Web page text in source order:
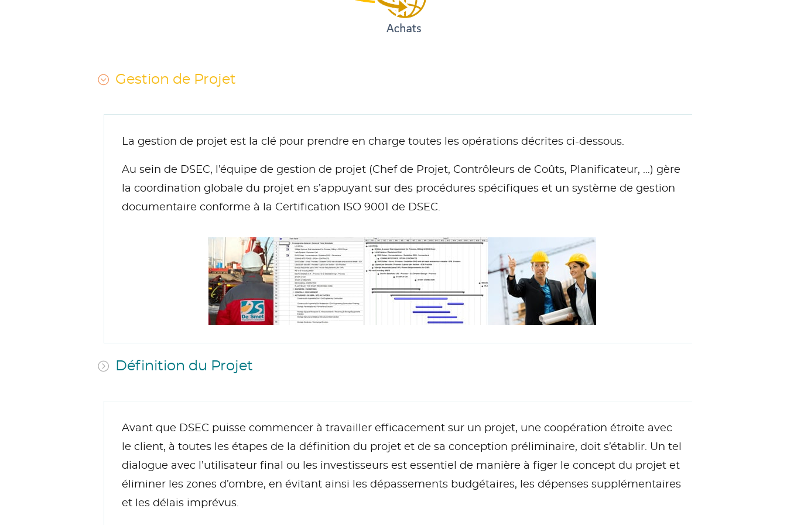
Gestion de Projet
La gestion de projet est la clé pour prendre en charge toutes les opérations décrites ci-dessous.
Au sein de DSEC, l’équipe de gestion de projet (Chef de Projet, Contrôleurs de Coûts, Planificateur, …) gère
la coordination globale du projet en s’appuyant sur des procédures spécifiques et un système de gestion
documentaire conforme à la Certification ISO 9001 de DSEC.
Définition du Projet
Avant que DSEC puisse commencer à travailler efficacement sur un projet, une coopération étroite avec
le client, à toutes les étapes de la définition du projet et de sa conception préliminaire, doit s’établir. Un tel
dialogue avec l’utilisateur final ou les investisseurs est essentiel de manière à figer le concept du projet et
éliminer les zones d’ombre, en évitant ainsi les dépassements budgétaires, les dépenses supplémentaires
et les délais imprévus.